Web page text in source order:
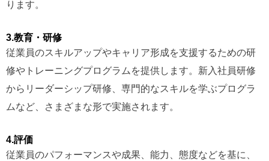
ります。
3.教育・研修
従業員のスキルアップやキャリア形成を支援するための研
修やトレーニングプログラムを提供します。新入社員研修
からリーダーシップ研修、専門的なスキルを学ぶプログラ
ムなど、さまざまな形で実施されます。
4.評価
従業員のパフォーマンスや成果、能力、態度などを基に、